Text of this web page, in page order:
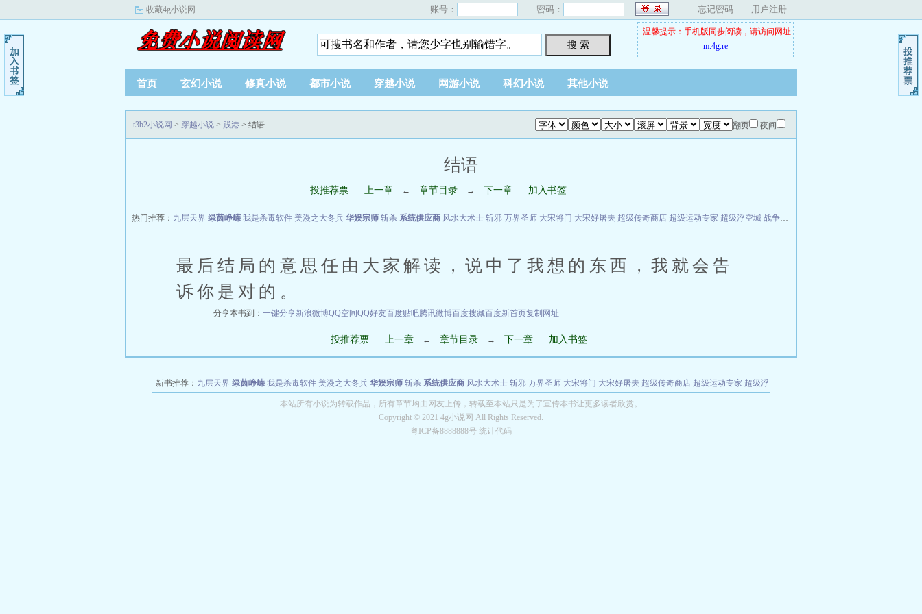
收藏4g小说网 账号： 密码： 忘记密码 用户注册
搜 索
温馨提示：手机版同步阅读，请访问网址
m.4g.re
首页 玄幻小说 修真小说 都市小说 穿越小说 网游小说 科幻小说 其他小说
翻页 夜间
t3b2小说网 > 穿越小说 > 贱港 > 结语
结语
投推荐票 上一章 ← 章节目录 → 下一章 加入书签
热门推荐： 九层天界 绿茵峥嵘 我是杀毒软件 美漫之大冬兵 华娱宗师 斩杀 系统供应商 风水大术士 斩邪 万界圣师 大宋将门 大宋好屠夫 超级传奇商店 超级运动专家 超级浮空城 战争天堂
最后结局的意思任由大家解读，说中了我想的东西，我就会告
诉你是对的。
分享本书到： 一键分享新浪微博QQ空间QQ好友百度贴吧腾讯微博百度搜藏百度新首页复制网址
投推荐票 上一章 ← 章节目录 → 下一章 加入书签
新书推荐： 九层天界 绿茵峥嵘 我是杀毒软件 美漫之大冬兵 华娱宗师 斩杀 系统供应商 风水大术士 斩邪 万界圣师 大宋将门 大宋好屠夫 超级传奇商店 超级运动专家 超级浮
都市全能巨星 绝对交易 全职武神 位面复制大师 华娱特效大亨 原始大厨王 怪物聊天群 某美漫的特工
长别打脸
本站所有小说为转载作品，所有章节均由网友上传，转载至本站只是为了宣传本书让更多读者欣赏。
Copyright © 2021 4g小说网 All Rights Reserved.
粤ICP备8888888号 统计代码